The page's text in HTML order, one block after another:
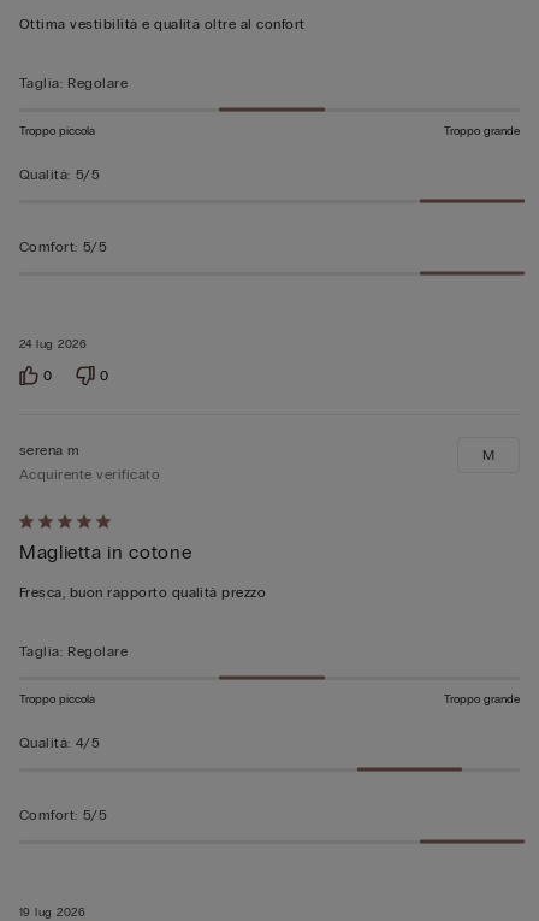
su
24 lug 2026
Ottima vestibilità e qualità oltre al confort
Taglia: Regolare
Troppo piccola Troppo grande
Qualità: 5/5
Comfort: 5/5
0 0
Valutato
5
su
19 lug 2026
serena m
Acquirente verificato
Maglietta in cotone
Fresca, buon rapporto qualità prezzo
M
Taglia: Regolare
Troppo piccola Troppo grande
Qualità: 4/5
Comfort: 5/5